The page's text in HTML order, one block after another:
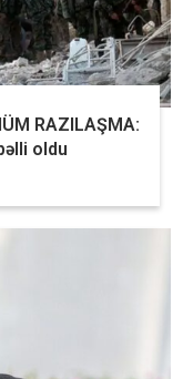
RAZILAŞMA:
oldu